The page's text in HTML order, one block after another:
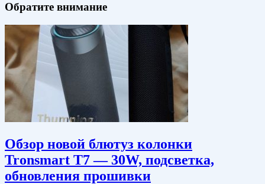
Обратите внимание
Обзор новой блютуз колонки
Tronsmart T7 — 30W, подсветка,
обновления прошивки